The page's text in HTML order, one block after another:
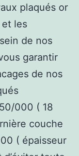
plaqués or
les
de nos
garantir
de nos
000 ( 18
couche
( épaisseur